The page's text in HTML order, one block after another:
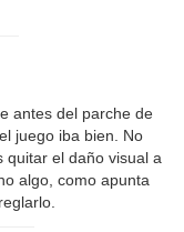
antes del parche de
juego iba bien. No
quitar el daño visual a
algo, como apunta